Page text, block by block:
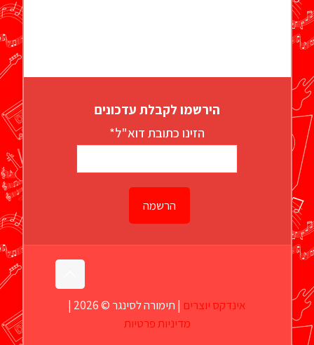
הירשמו לקבלת עדכונים
הזינו כתובת דוא"ל*
אינדקס יוצרים | תימורה לסינגר © 2026 |
מדיניות פרטיות